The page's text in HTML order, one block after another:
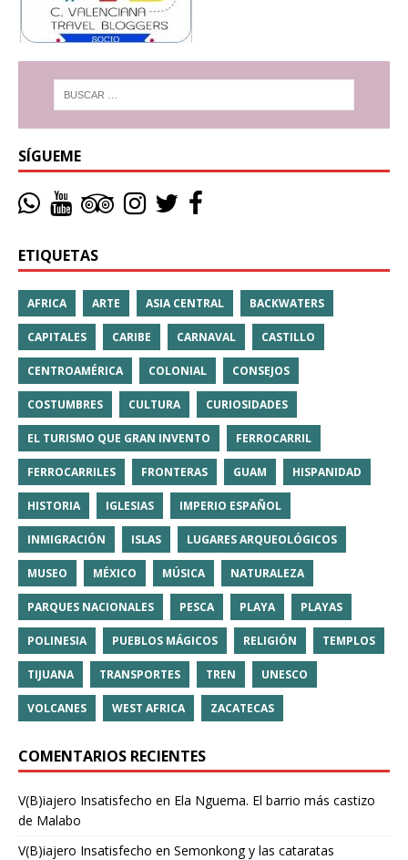
SÍGUEME
ETIQUETAS
AFRICA ARTE ASIA CENTRAL BACKWATERS
CAPITALES CARIBE CARNAVAL CASTILLO
CENTROAMÉRICA COLONIAL CONSEJOS
COSTUMBRES CULTURA CURIOSIDADES
EL TURISMO QUE GRAN INVENTO FERROCARRIL
FERROCARRILES FRONTERAS GUAM HISPANIDAD
HISTORIA IGLESIAS IMPERIO ESPAÑOL
INMIGRACIÓN ISLAS LUGARES ARQUEOLÓGICOS
MUSEO MÉXICO MÚSICA NATURALEZA
PARQUES NACIONALES PESCA PLAYA PLAYAS
POLINESIA PUEBLOS MÁGICOS RELIGIÓN TEMPLOS
TIJUANA TRANSPORTES TREN UNESCO
VOLCANES WEST AFRICA ZACATECAS
COMENTARIOS RECIENTES
V(B)iajero Insatisfecho en Ela Nguema. El barrio más castizo
de Malabo
V(B)iajero Insatisfecho en Semonkong y las cataratas